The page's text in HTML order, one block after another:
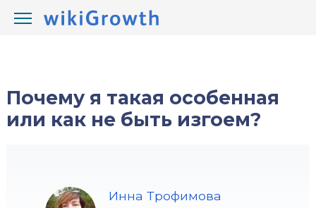
wikiGrowth.com / Жизнь / на краю
Почему я такая особенная
или как не быть изгоем?
Инна Трофимова